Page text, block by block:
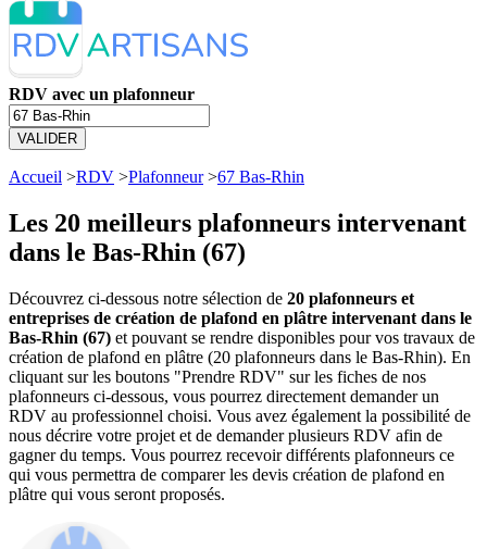
RDV avec un plafonneur
VALIDER
Accueil >RDV >Plafonneur>67 Bas-Rhin
Les 20 meilleurs plafonneurs intervenant
dans le Bas-Rhin (67)
Découvrez ci-dessous notre sélection de 20 plafonneurs et
entreprises de création de plafond en plâtre intervenant dans le
Bas-Rhin (67) et pouvant se rendre disponibles pour vos travaux de
création de plafond en plâtre (20 plafonneurs dans le Bas-Rhin). En
cliquant sur les boutons "Prendre RDV" sur les fiches de nos
plafonneurs ci-dessous, vous pourrez directement demander un
RDV au professionnel choisi. Vous avez également la possibilité de
nous décrire votre projet et de demander plusieurs RDV afin de
gagner du temps. Vous pourrez recevoir différents plafonneurs ce
qui vous permettra de comparer les devis création de plafond en
plâtre qui vous seront proposés.